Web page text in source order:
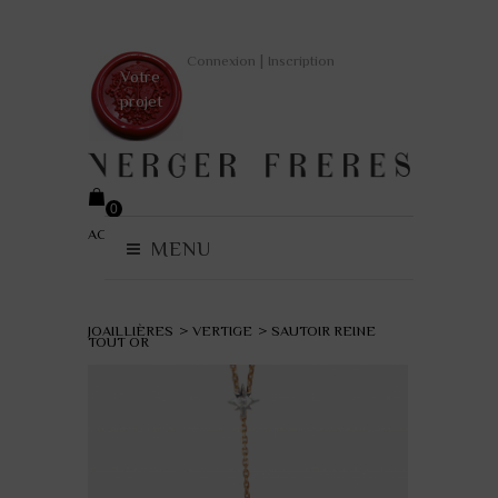
Connexion | Inscription
0
(vide)
Votre
projet
MENU
ACCUEIL
JOAILLIÈRES > VERTIGE > SAUTOIR REINE
TOUT OR